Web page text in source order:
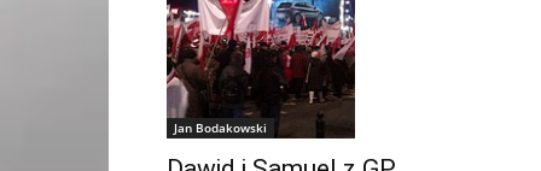
Jan Bodakowski